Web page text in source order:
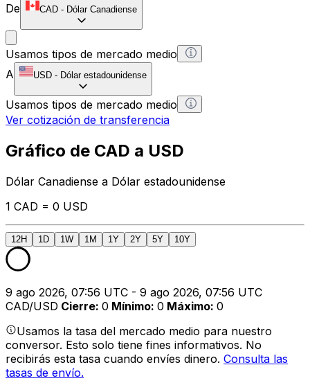
De
CAD - Dólar Canadiense
Usamos tipos de mercado medio
A
USD - Dólar estadounidense
Usamos tipos de mercado medio
Ver cotización de transferencia
Gráfico de CAD a USD
Dólar Canadiense a Dólar estadounidense
1 CAD = 0 USD
12H 1D 1W 1M 1Y 2Y 5Y 10Y
9 ago 2026, 07:56 UTC - 9 ago 2026, 07:56 UTC
CAD/USD Cierre: 0 Mínimo: 0 Máximo: 0
Usamos la tasa del mercado medio para nuestro
conversor. Esto solo tiene fines informativos. No
recibirás esta tasa cuando envíes dinero. Consulta las
tasas de envío.